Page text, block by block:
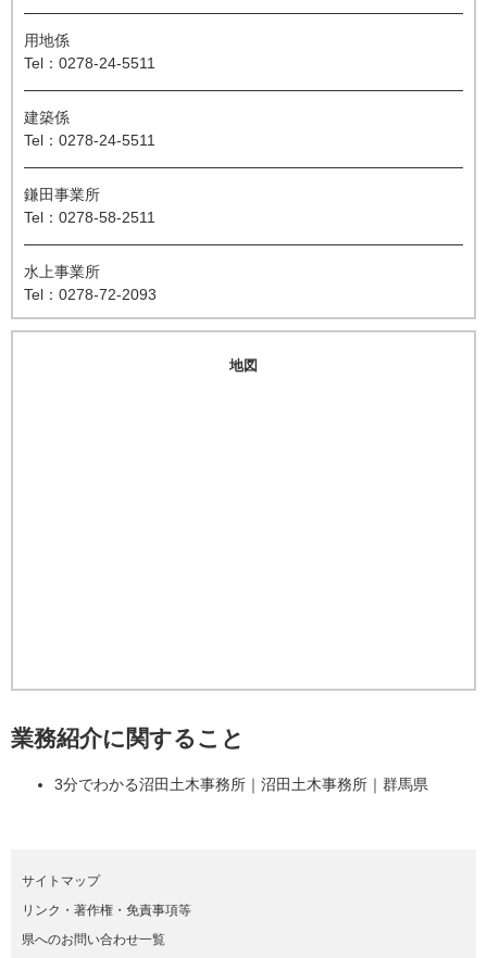
用地係
Tel：0278-24-5511
建築係
Tel：0278-24-5511
鎌田事業所
Tel：0278-58-2511
水上事業所
Tel：0278-72-2093
地図
業務紹介に関すること
3分でわかる沼田土木事務所｜沼田土木事務所｜群馬県
サイトマップ
リンク・著作権・免責事項等
県へのお問い合わせ一覧